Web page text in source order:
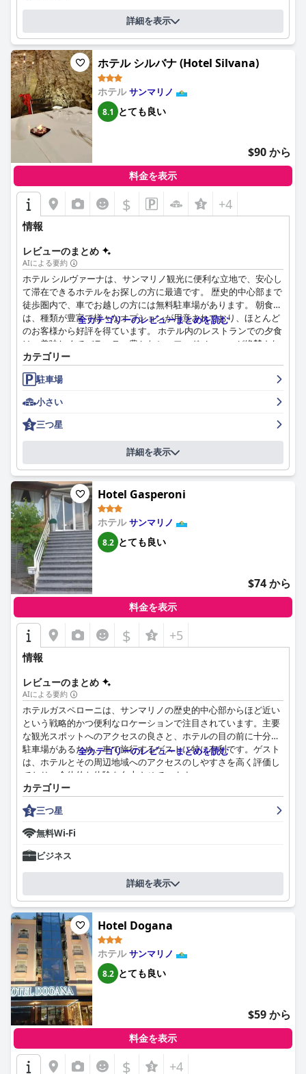
詳細を表示
ホテル シルバナ (Hotel Silvana)
ホテルサンマリノ
8.1 とても良い
$90 から
料金を表示
$ +4
情報
レビューのまとめ
AIによる要約
ホテル シルヴァーナは、サンマリノ観光に便利な立地で、安心し
て滞在できるホテルをお探しの方に最適です。 歴史的中心部まで
徒歩圏内で、車でお越しの方には無料駐車場があります。 朝食
は、種類が豊富で様々なオプションが用意されており、ほとんど
のお客様から好評を得ています。 ホテル内のレストランでの夕食
は、美味しくてバラエティ豊かなシーフードメニューが絶賛され
ており、非常におすすめです。 客室はベーシックですが、必要な
アメニティがすべて揃っており、清潔感も抜群です。 スタッフ
は、フレンドリーで親切、プロフェッショナルであると高く評価
されています。 駐車場も手間がかからず、快適な滞在を保証しま
す。 ベッドは快適で、ぐっすり眠れます。 全体として、ホテル
シルヴァーナは、清潔で快適、便利なサンマリノでの滞在先をお
探しの方に最適です。
全カテゴリーのレビューまとめを読む
カテゴリー
駐車場
小さい
三つ星
詳細を表示
Hotel Gasperoni
ホテルサンマリノ
8.2 とても良い
$74 から
料金を表示
$ +5
情報
レビューのまとめ
AIによる要約
ホテルガスペローニは、サンマリノの歴史的中心部からほど近い
という戦略的かつ便利なロケーションで注目されています。主要
な観光スポットへのアクセスの良さと、ホテルの目の前に十分な
駐車場があるため、車で旅行するゲストに特に有利です。ゲスト
は、ホテルとその周辺地域へのアクセスのしやすさを高く評価し
ており、全体的な体験を向上させています。
ホテルガスペローニの朝食サービスは高く評価されており、新鮮
でおいしい様々なオプションを手頃な価格で提供しています。ビ
ュッフェには、甘いものからしょっぱいものまで豊富な品揃えが
あり、たったの€5で素晴らしい価値を提供しています。コールド
カットの種類に関する批判もありますが、朝食は一般的に素晴ら
しく豊富であると評されており、居心地の良いダイニングエリア
が快適な一日の始まりに貢献しています。
宿泊施設に関しては、客室は清潔で広々としており、設備の整っ
た快適な滞在を保証すると称賛されています。控えめながらも、
機能的で十分であり、明るく居心地の良い雰囲気があります。清
潔さは際立った特徴であり、ホテルは最高の衛生基準と手入れの
行き届いた客室を維持し、リラックスできる環境を提供していま
す。
ホテルガスペローニのスタッフは、そのフレンドリーさ、親切
さ、プロ意識で格別な賞賛を受けています。レビューでは、受付
担当者の温かく歓迎的な人柄が頻繁に強調されており、スタッフ
によって作り出される家族のような雰囲気を指摘する人も多くい
ます。チェックインとチェックアウト時間の柔軟性と、一貫して
高いレベルの顧客サービスが、ゲストの肯定的な体験に大きく貢
全カテゴリーのレビューまとめを読む
カテゴリー
三つ星
無料Wi-Fi
ビジネス
詳細を表示
Hotel Dogana
ホテルサンマリノ
8.2 とても良い
$59 から
料金を表示
$ +4